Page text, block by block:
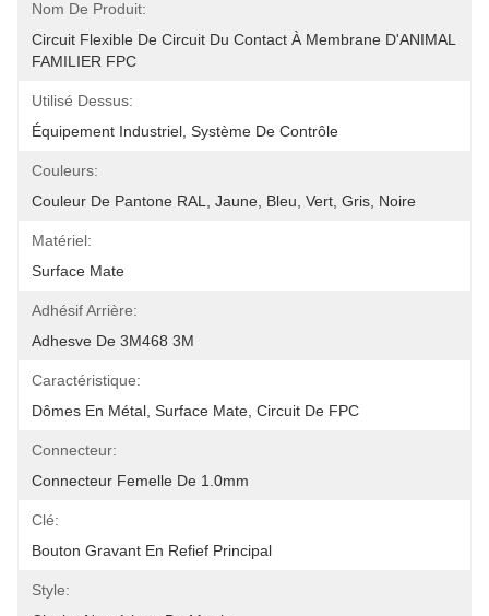
Nom De Produit:
Circuit Flexible De Circuit Du Contact À Membrane D'ANIMAL
FAMILIER FPC
Utilisé Dessus:
Équipement Industriel, Système De Contrôle
Couleurs:
Couleur De Pantone RAL, Jaune, Bleu, Vert, Gris, Noire
Matériel:
Surface Mate
Adhésif Arrière:
Adhesve De 3M468 3M
Caractéristique:
Dômes En Métal, Surface Mate, Circuit De FPC
Connecteur:
Connecteur Femelle De 1.0mm
Clé:
Bouton Gravant En Refief Principal
Style: